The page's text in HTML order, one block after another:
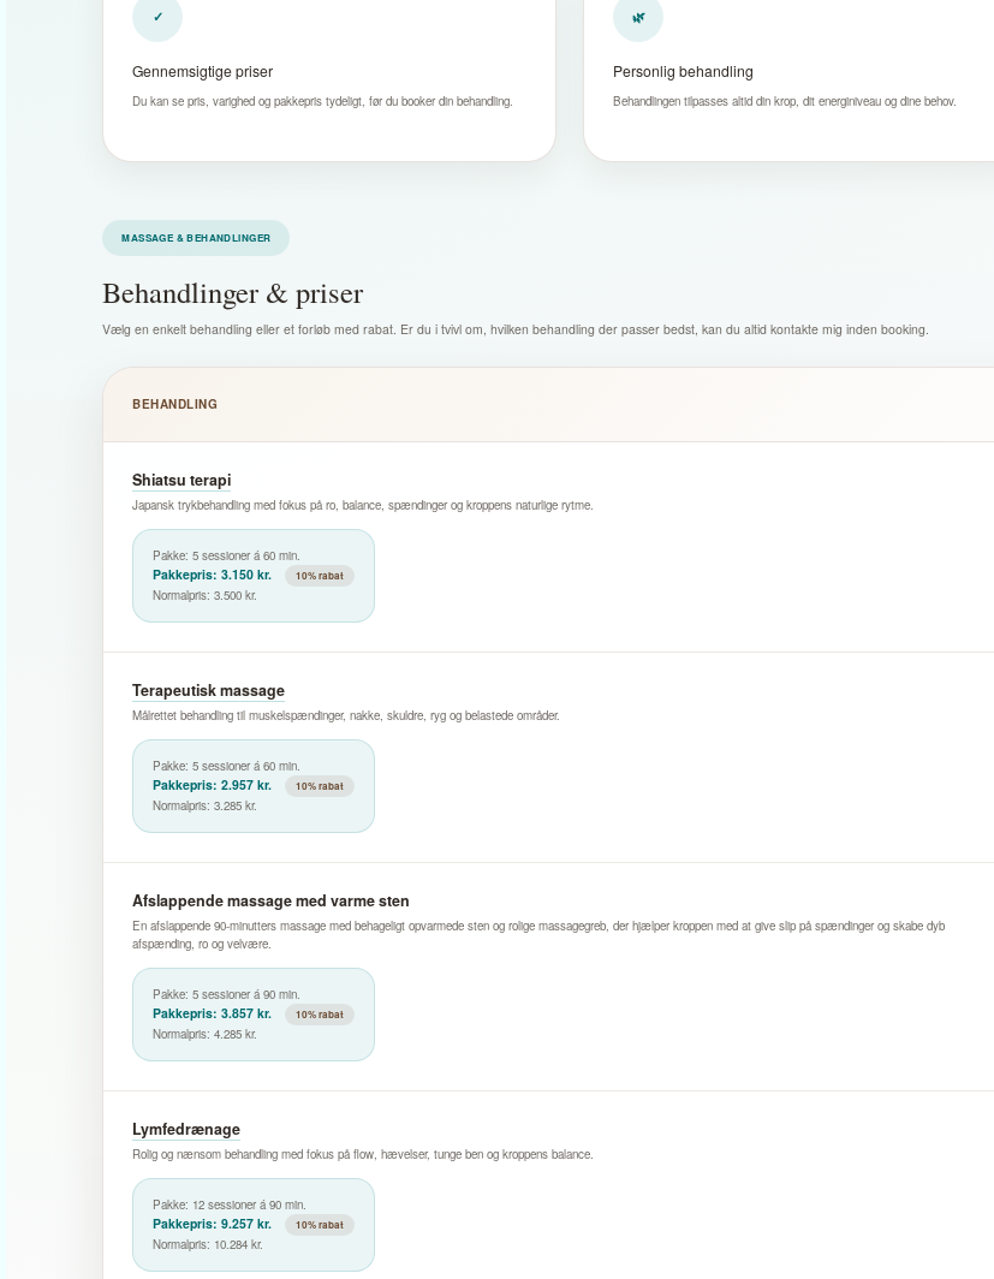
✓
Gennemsigtige priser
Du kan se pris, varighed og pakkepris tydeligt, før du booker din behandling.
🌿
Personlig behandling
Behandlingen tilpasses altid din krop, dit energiniveau og dine behov.
MASSAGE & BEHANDLINGER
Behandlinger & priser
Vælg en enkelt behandling eller et forløb med rabat. Er du i tvivl om, hvilken behandling der passer bedst, kan du altid kontakte mig inden booking.
BEHANDLING
Shiatsu terapi
Japansk trykbehandling med fokus på ro, balance, spændinger og kroppens naturlige rytme.
Pakke: 5 sessioner á 60 min.
Pakkepris: 3.150 kr. 10% rabat
Normalpris: 3.500 kr.
Terapeutisk massage
Målrettet behandling til muskelspændinger, nakke, skuldre, ryg og belastede områder.
Pakke: 5 sessioner á 60 min.
Pakkepris: 2.957 kr. 10% rabat
Normalpris: 3.285 kr.
Afslappende massage med varme sten
En afslappende 90-minutters massage med behageligt opvarmede sten og rolige massagegreb, der hjælper kroppen med at give slip på spændinger og skabe dyb
afspænding, ro og velvære.
Pakke: 5 sessioner á 90 min.
Pakkepris: 3.857 kr. 10% rabat
Normalpris: 4.285 kr.
Lymfedrænage
Rolig og nænsom behandling med fokus på flow, hævelser, tunge ben og kroppens balance.
Pakke: 12 sessioner á 90 min.
Pakkepris: 9.257 kr. 10% rabat
Normalpris: 10.284 kr.